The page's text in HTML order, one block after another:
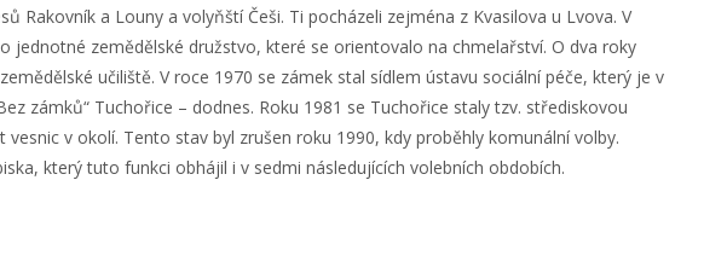
Rakovník a Louny a volyňští Češi. Ti pocházeli zejména z Kvasilova u Lvova. V
jednotné zemědělské družstvo, které se orientovalo na chmelařství. O dva roky
učiliště. V roce 1970 se zámek stal sídlem ústavu sociální péče, který je v
zámků“ Tuchořice – dodnes. Roku 1981 se Tuchořice staly tzv. střediskovou
vesnic v okolí. Tento stav byl zrušen roku 1990, kdy proběhly komunální volby.
který tuto funkci obhájil i v sedmi následujících volebních obdobích.